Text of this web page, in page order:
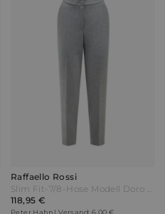
Raffaello Rossi
Slim Fit-7/8-Hose Modell Doro Raffaello Rossi grau
118,95 €
Peter Hahn | Versand: 6,00 €